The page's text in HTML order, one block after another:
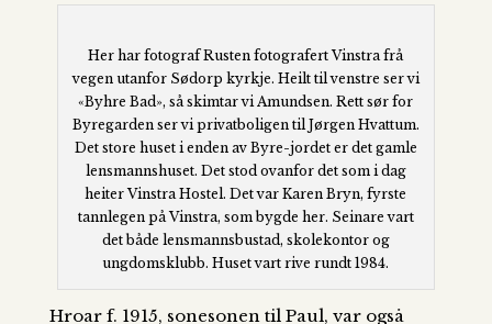
Her har fotograf Rusten fotografert Vinstra frå
vegen utanfor Sødorp kyrkje. Heilt til venstre ser vi
«Byhre Bad», så skimtar vi Amundsen. Rett sør for
Byregarden ser vi privatboligen til Jørgen Hvattum.
Det store huset i enden av Byre-jordet er det gamle
lensmannshuset. Det stod ovanfor det som i dag
heiter Vinstra Hostel. Det var Karen Bryn, fyrste
tannlegen på Vinstra, som bygde her. Seinare vart
det både lensmannsbustad, skolekontor og
ungdomsklubb. Huset vart rive rundt 1984.
Hroar f. 1915, sonesonen til Paul, var også